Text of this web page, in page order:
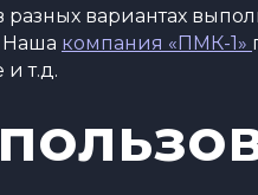
разных вариантах
Наша компания «ПМК-1»
и т.д.